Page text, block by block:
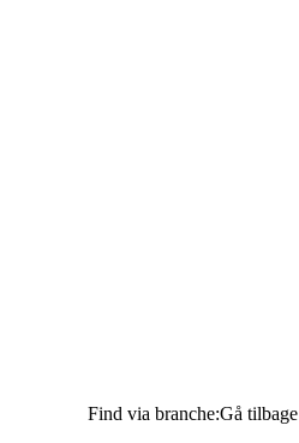
Find via branche:Gå tilbage